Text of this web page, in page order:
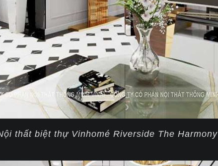
thất biệt thự Vinhomé Riverside The Harmony